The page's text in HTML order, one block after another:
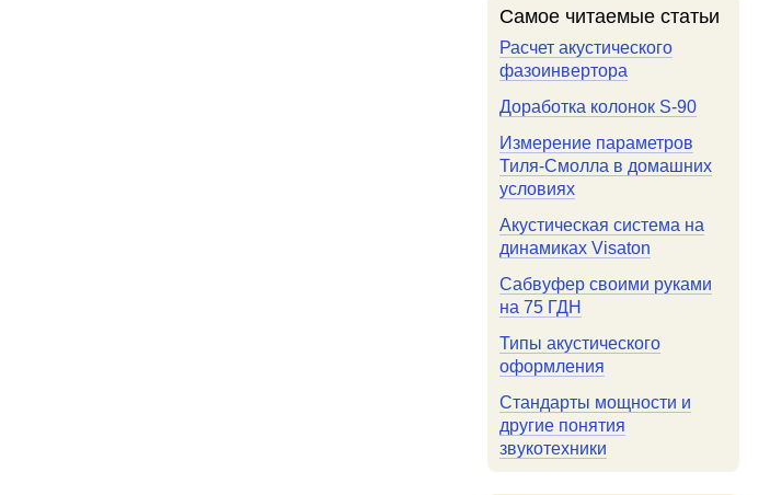
Самое читаемые статьи
Расчет акустического
фазоинвертора
Доработка колонок S-90
Измерение параметров
Тиля-Смолла в домашних
условиях
Акустическая система на
динамиках Visaton
Сабвуфер своими руками
на 75 ГДН
Типы акустического
оформления
Стандарты мощности и
другие понятия
звукотехники